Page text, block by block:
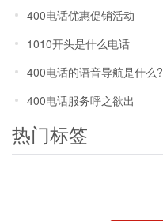
400电话优惠促销活动
1010开头是什么电话
400电话的语音导航是什么?
400电话服务呼之欲出
热门标签